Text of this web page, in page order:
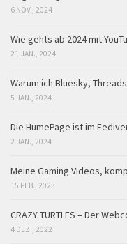
6 NOV., 2024
Wie gehts ab 2024 mit
21 JAN., 2024
Warum ich Bluesky,
5 JAN., 2024
Die HumePage ist im
2 JAN., 2024
Meine Gaming Videos,
15 FEB., 2023
CRAZY TURTLES – Der
4 DEZ., 2022